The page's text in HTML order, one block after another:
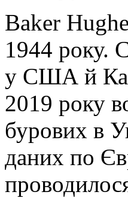
Baker
1944 року.
у США й
2019 року
бурових в
даних по